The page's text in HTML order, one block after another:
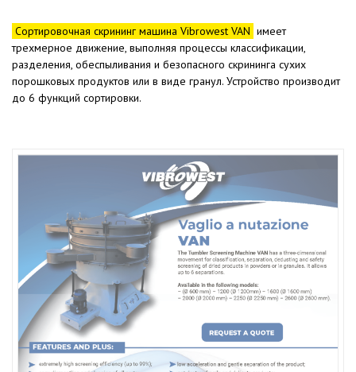
Сортировочная скрининг машина Vibrowest VAN имеет
трехмерное движение, выполняя процессы классификации,
разделения, обеспыливания и безопасного скрининга сухих
порошковых продуктов или в виде гранул. Устройство производит
до 6 функций сортировки.